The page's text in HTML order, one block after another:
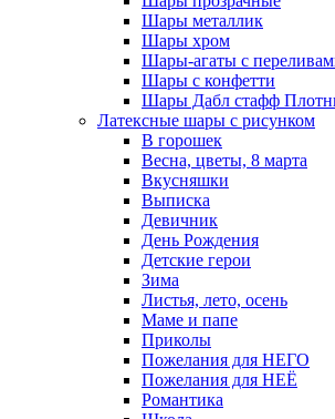
Шары металлик
Шары хром
Шары-агаты с
Шары с конфетти
Шары Дабл стафф
Латексные шары с рисунком
В горошек
Весна, цветы, 8 марта
Вкусняшки
Выписка
Девичник
День Рождения
Детские герои
Зима
Листья, лето, осень
Маме и папе
Приколы
Пожелания для НЕГО
Пожелания для НЕЁ
Романтика